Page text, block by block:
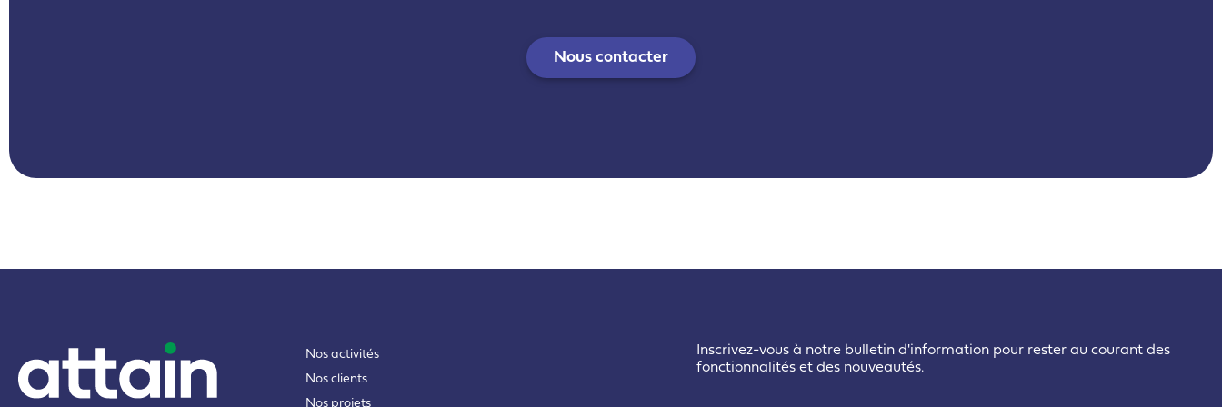
Nous contacter
Nos activités
Nos clients
Nos projets
Inscrivez-vous à notre bulletin d'information pour rester au courant des
fonctionnalités et des nouveautés.